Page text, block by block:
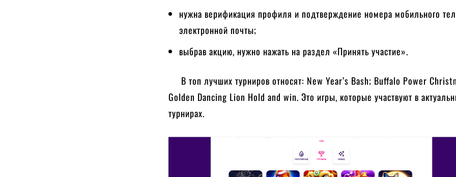
нужна верификация профиля и подтверждение номера мобильного
электронной почты;
выбрав акцию, нужно нажать на раздел «Принять участие».
В топ лучших турниров относят: New Year’s Bash; Buffalo Power
Golden Dancing Lion Hold and win. Это игры, которые участвуют в
турнирах.